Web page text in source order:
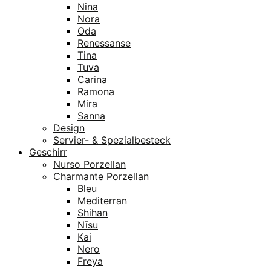
Nina
Nora
Oda
Renessanse
Tina
Tuva
Carina
Ramona
Mira
Sanna
Design
Servier- & Spezialbesteck
Geschirr
Nurso Porzellan
Charmante Porzellan
Bleu
Mediterran
Shihan
Nīsu
Kai
Nero
Freya